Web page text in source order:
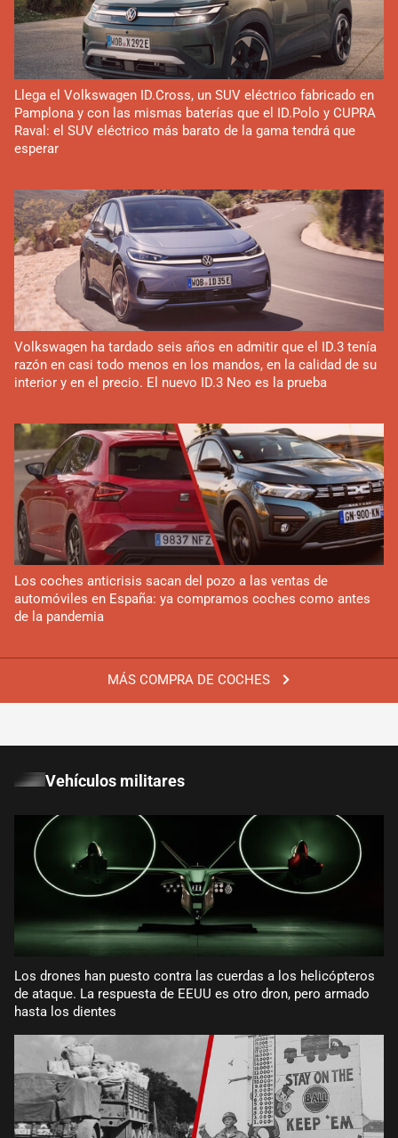
MÁS COMPRA DE COCHES
Llega el Volkswagen ID.Cross, un SUV eléctrico fabricado en
Pamplona y con las mismas baterías que el ID.Polo y CUPRA
Raval: el SUV eléctrico más barato de la gama tendrá que
esperar
Volkswagen ha tardado seis años en admitir que el ID.3 tenía
razón en casi todo menos en los mandos, en la calidad de su
interior y en el precio. El nuevo ID.3 Neo es la prueba
Los coches anticrisis sacan del pozo a las ventas de
automóviles en España: ya compramos coches como antes
de la pandemia
Vehículos militares
Los drones han puesto contra las cuerdas a los helicópteros
de ataque. La respuesta de EEUU es otro dron, pero armado
hasta los dientes